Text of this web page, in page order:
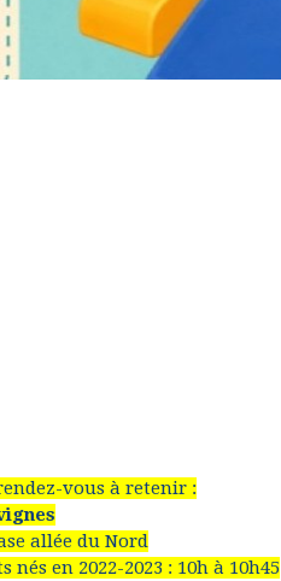
vous à retenir :
allée du Nord
nés en 2022-2023 : 10h à 10h45